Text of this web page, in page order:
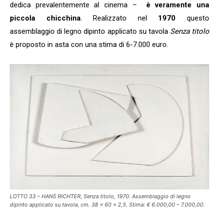
dedica prevalentemente al cinema – è veramente una
piccola chicchina. Realizzato nel 1970 questo
assemblaggio di legno dipinto applicato su tavola Senza titolo
è proposto in asta con una stima di 6-7.000 euro.
LOTTO 33 – HANS RICHTER, Senza titolo, 1970. Assemblaggio di legno
dipinto applicato su tavola, cm. 38 x 60 x 2,5. Stima: € 6.000,00 – 7.000,00.